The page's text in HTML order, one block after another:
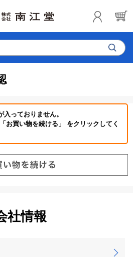
っておりません。
お買い物を続ける」 をクリックしてく
社情報